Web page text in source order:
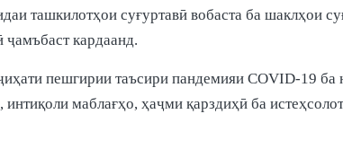
ташкилотҳои суғуртавӣ вобаста ба шаклҳои
кардаанд.
пешгирии таъсири пандемияи COVID-19 ба
маблағҳо, ҳаҷми қарздиҳӣ ба